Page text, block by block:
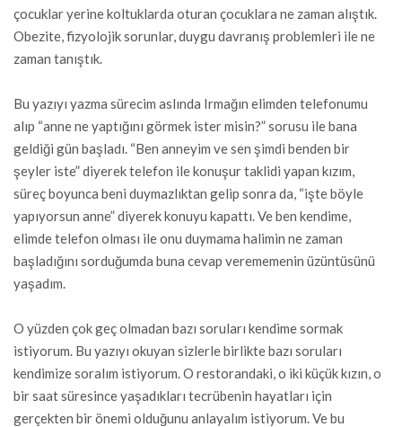
çocuklar yerine koltuklarda oturan çocuklara ne zaman alıştık.
Obezite, fizyolojik sorunlar, duygu davranış problemleri ile ne
zaman tanıştık.
Bu yazıyı yazma sürecim aslında Irmağın elimden telefonumu
alıp “anne ne yaptığını görmek ister misin?” sorusu ile bana
geldiği gün başladı. “Ben anneyim ve sen şimdi benden bir
şeyler iste” diyerek telefon ile konuşur taklidi yapan kızım,
süreç boyunca beni duymazlıktan gelip sonra da, “işte böyle
yapıyorsun anne” diyerek konuyu kapattı. Ve ben kendime,
elimde telefon olması ile onu duymama halimin ne zaman
başladığını sorduğumda buna cevap verememenin üzüntüsünü
yaşadım.
O yüzden çok geç olmadan bazı soruları kendime sormak
istiyorum. Bu yazıyı okuyan sizlerle birlikte bazı soruları
kendimize soralım istiyorum. O restorandaki, o iki küçük kızın, o
bir saat süresince yaşadıkları tecrübenin hayatları için
gerçekten bir önemi olduğunu anlayalım istiyorum. Ve bu